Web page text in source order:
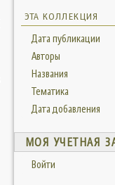
ЭТА КОЛЛЕКЦИЯ
Дата публикации
Авторы
Названия
Тематика
Дата добавления
МОЯ УЧЕТНАЯ
Войти